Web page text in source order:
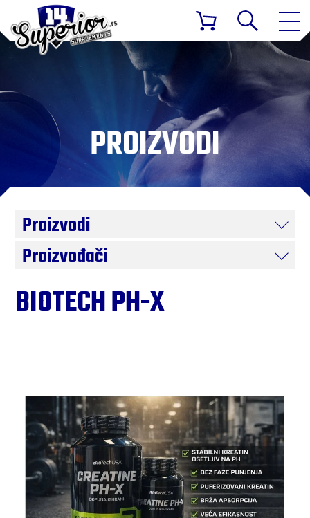
PROIZVODI
Proizvodi
Proizvođači
BIOTECH PH-X